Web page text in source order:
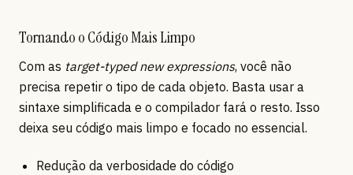
Tornando o Código Mais Limpo
Com as target-typed new expressions, você não
precisa repetir o tipo de cada objeto. Basta usar a
sintaxe simplificada e o compilador fará o resto. Isso
deixa seu código mais limpo e focado no essencial.
Redução da verbosidade do código